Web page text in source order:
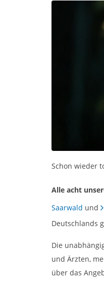
Schon wieder
Alle acht
Saarwald und
Deutschlands
Die
und Ärzten,
über das